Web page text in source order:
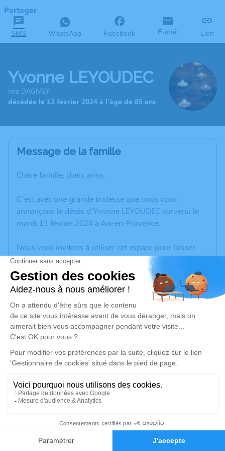
Faire-part Hommages
Partager
SMS WhatsApp Facebook E-mail Lien
Yvonne LEYOUDEC
née DAGMEY
décédée le 13 février 2024 à l'âge de 85 ans
Message de la famille
Chère famille, chers amis,
C’est avec une grande tristesse que nous vous
annonçons le décès d’Yvonne LEYOUDEC survenu le
mardi 13 février 2024 à Aix-en-Provence.
Nous vous invitons à utiliser cet espace pour laisser
vos condoléances, partager des photos souvenirs, une
anecdote ou exprimer vos pensées à travers des
poèmes ou des textes. Cet endroit est un lieu
d'expression dédié à honorer la mémoire d’Yvonne
LEYOUDEC.
Un service de plantation d’arbre hommage est
disponible ici.
Je rends hommage
Cérémonie religieuse
Notre Dame de la Seds d'Aix-en-Provence
32 Avenue Jean Dalmas